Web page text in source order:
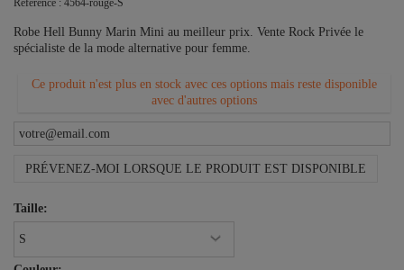
Référence : 4564-rouge-S
Robe Hell Bunny Marin Mini au meilleur prix. Vente Rock Privée le
spécialiste de la mode alternative pour femme.
Ce produit n'est plus en stock avec ces options mais reste disponible
avec d'autres options
PRÉVENEZ-MOI LORSQUE LE PRODUIT EST DISPONIBLE
Taille: